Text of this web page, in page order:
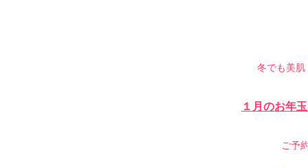
冬でも美肌
１月のお年
ご予